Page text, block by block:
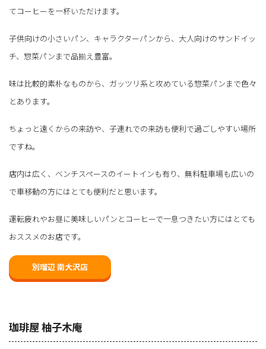
てコーヒーを一杯いただけます。
子供向けの小さいパン、キャラクターパンから、大人向けのサンドイッ
チ、惣菜パンまで品揃え豊富。
味は比較的素朴なものから、ガッツリ系と攻めている惣菜パンまで色々
とあります。
ちょっと遠くからの来訪や、子連れでの来訪も便利で過ごしやすい場所
ですね。
店内は広く、ベンチスペースのイートインも有り、無料駐車場も広いの
で車移動の方にはとても便利だと思います。
運転疲れやお昼に美味しいパンとコーヒーで一息つきたい方にはとても
おススメのお店です。
別瑠辺 南大沢店
珈琲屋 柚子木庵